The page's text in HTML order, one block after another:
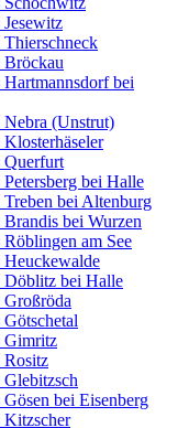
Bröckau
bei
Nebra (Unstrut)
Querfurt
bei Halle
bei Altenburg
bei Wurzen
am See
Heuckewalde
Döblitz bei Halle
Gimritz
Rositz
bei Eisenberg
Kitzscher